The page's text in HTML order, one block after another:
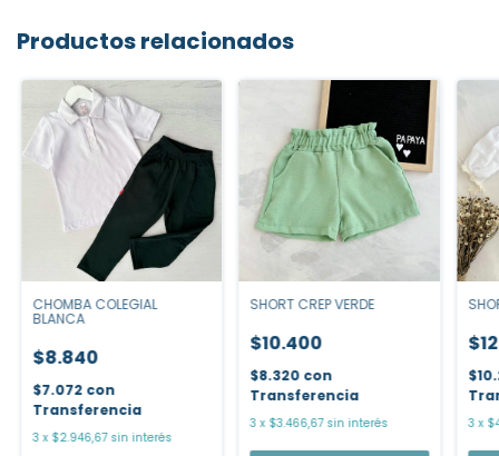
Productos relacionados
CHOMBA COLEGIAL
BLANCA
$8.840
$7.072 con
Transferencia
3 x $2.946,67 sin interés
SHORT CREP VERDE
$10.400
$8.320 con
Transferencia
3 x $3.466,67 sin interés 3 x